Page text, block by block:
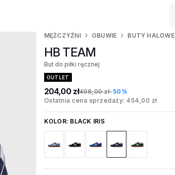
MĘŻCZYŹNI OBUWIE BUTY HALOWE
HB TEAM
But do piłki ręcznej
OUTLET
204,00 zł408,00 zł-50%
Ostatnia cena sprzedaży: 454,00 zł
KOLOR: BLACK IRIS